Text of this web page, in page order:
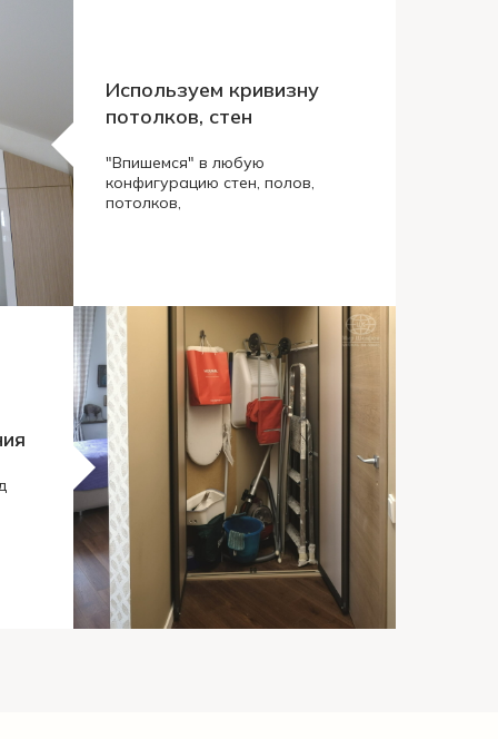
Используем кривизну
потолков, стен
"Впишемся" в любую
конфигурацию стен, полов,
потолков,